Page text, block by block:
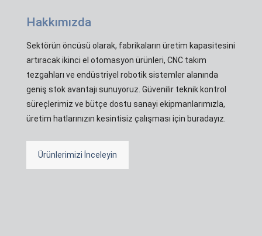
Hakkımızda
Sektörün öncüsü olarak, fabrikaların üretim kapasitesini
artıracak ikinci el otomasyon ürünleri, CNC takım
tezgahları ve endüstriyel robotik sistemler alanında
geniş stok avantajı sunuyoruz. Güvenilir teknik kontrol
süreçlerimiz ve bütçe dostu sanayi ekipmanlarımızla,
üretim hatlarınızın kesintisiz çalışması için buradayız.
Ürünlerimizi İnceleyin